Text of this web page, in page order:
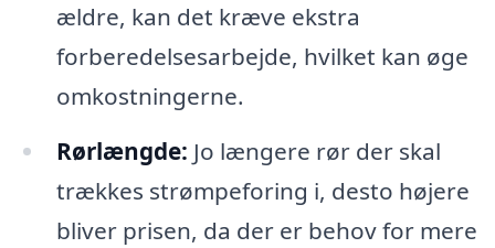
ældre, kan det kræve ekstra
forberedelsesarbejde, hvilket kan øge
omkostningerne.
Rørlængde: Jo længere rør der skal
trækkes strømpeforing i, desto højere
bliver prisen, da der er behov for mere